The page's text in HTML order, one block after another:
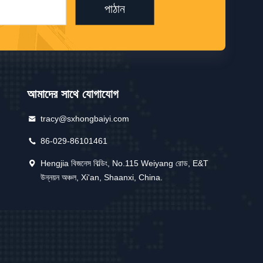
পাঠান
আমাদের সাথে যোগাযোগ
tracy@sxhongbaiyi.com
86-029-86101461
Hengjia বিজনেস বিল্ডিং, No.115 Weiyang রোড, E&T
উন্নয়ন অঞ্চল, Xi'an, Shaanxi, China.